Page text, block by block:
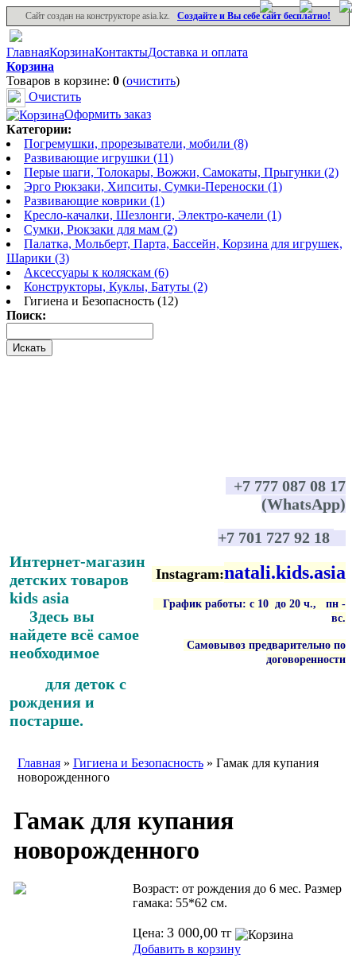
Сайт создан на конструкторе asia.kz. Создайте и Вы себе сайт бесплатно!
ГлавнаяКорзинаКонтактыДоставка и оплата
Корзина
Товаров в корзине: 0 (очистить)
Очистить
Оформить заказ
Категории:
Погремушки, прорезыватели, мобили (8)
Развивающие игрушки (11)
Перые шаги, Толокары, Вожжи, Самокаты, Прыгунки (2)
Эрго Рюкзаки, Хипситы, Сумки-Переноски (1)
Развивающие коврики (1)
Кресло-качалки, Шезлонги, Электро-качели (1)
Сумки, Рюкзаки для мам (2)
Палатка, Мольберт, Парта, Бассейн, Корзина для игрушек,
Шарики (3)
Аксессуары к коляскам (6)
Конструкторы, Куклы, Батуты (2)
Гигиена и Безопасность (12)
Поиск:
Интернет-магазин
детских товаров
kids asia
Здесь вы
найдете всё самое
необходимое
для деток с
рождения и
постарше.
+7 777 087 08 17
(WhatsApp)
+7 701 727 92 18
Instagram:natali.kids.asia
График работы: с 10 до 20 ч., пн -
вс.
Самовывоз предварительно по
договоренности
Главная» Гигиена и Безопасность» Гамак для купания
новорожденного
Гамак для купания
новорожденного
Возраст: от рождения до 6 мес. Размер
гамака: 55*62 см.
Цена: 3 000,00тг
Добавить в корзину